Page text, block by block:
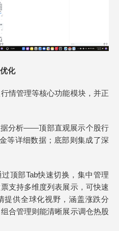
化
情管理等核心功能模块，并正
据分析——顶部直观展示个股行
等详细数据；底部则集成了深
过顶部Tab快速切换，集中管理
支持多维度列表展示，可快速
提供全球化视野，涵盖涨跌分
合管理则能清晰展示调仓热股